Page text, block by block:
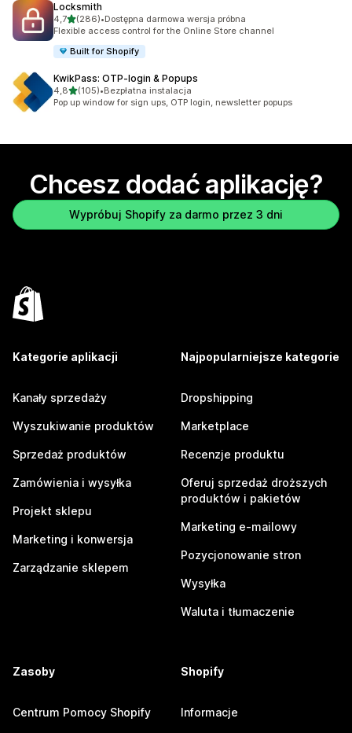
Locksmith
4,7na 5 gwiazdek
(286)
Łączna liczba recenzji: 286
•Dostępna darmowa wersja próbna
Flexible access control for the Online Store channel
Built for Shopify
KwikPass: OTP‑login & Popups
4,8na 5 gwiazdek
(105)
Łączna liczba recenzji: 105
•Bezpłatna instalacja
Pop up window for sign ups, OTP login, newsletter popups
Chcesz dodać aplikację?
Wypróbuj Shopify za darmo przez 3 dni
Kategorie aplikacji
Kanały sprzedaży
Wyszukiwanie produktów
Sprzedaż produktów
Zamówienia i wysyłka
Projekt sklepu
Marketing i konwersja
Zarządzanie sklepem
Najpopularniejsze kategorie
Dropshipping
Marketplace
Recenzje produktu
Oferuj sprzedaż droższych
produktów i pakietów
Marketing e-mailowy
Pozycjonowanie stron
Wysyłka
Waluta i tłumaczenie
Zasoby
Centrum Pomocy Shopify
Shopify
Informacje